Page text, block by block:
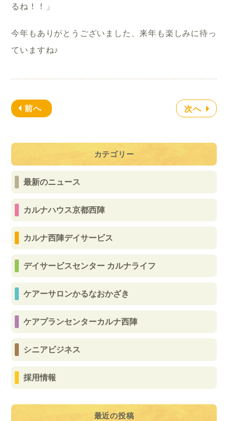
カテゴリー
最新のニュース
カルナハウス京都西陣
カルナ西陣デイサービス
デイサービスセンター カルナライフ
ケアーサロンかるなおかざき
ケアプランセンターカルナ西陣
シニアビジネス
採用情報
最近の投稿
るね！！」
今年もありがとうございました、来年も楽しみに待っ
ていますね♪
前へ 次へ